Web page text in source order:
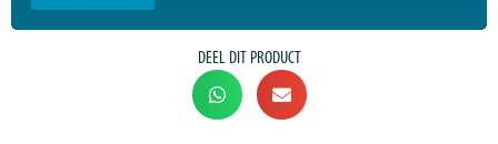
DEEL DIT PRODUCT